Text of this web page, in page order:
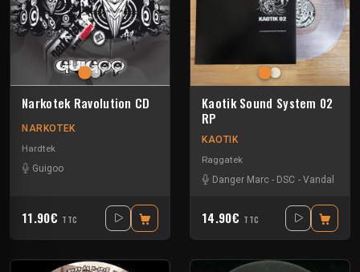
Narkotek Ravolution CD
NARKOTEK
Hardtek
Guigoo
11.90€ TTC
Kaotik Sound System 02
RP
KAOTIK
Raggatek
Danger Marc - DSC - Vandal
14.90€ TTC